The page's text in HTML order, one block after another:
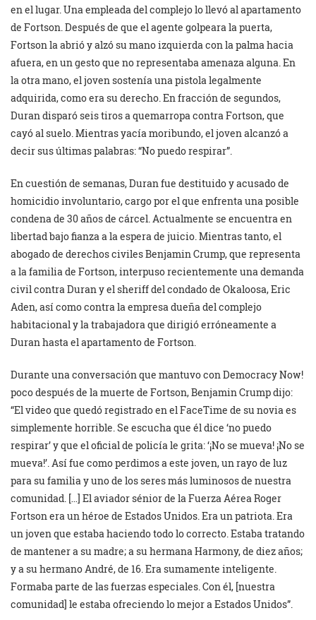
en el lugar. Una empleada del complejo lo llevó al apartamento
de Fortson. Después de que el agente golpeara la puerta,
Fortson la abrió y alzó su mano izquierda con la palma hacia
afuera, en un gesto que no representaba amenaza alguna. En
la otra mano, el joven sostenía una pistola legalmente
adquirida, como era su derecho. En fracción de segundos,
Duran disparó seis tiros a quemarropa contra Fortson, que
cayó al suelo. Mientras yacía moribundo, el joven alcanzó a
decir sus últimas palabras: “No puedo respirar”.
En cuestión de semanas, Duran fue destituido y acusado de
homicidio involuntario, cargo por el que enfrenta una posible
condena de 30 años de cárcel. Actualmente se encuentra en
libertad bajo fianza a la espera de juicio. Mientras tanto, el
abogado de derechos civiles Benjamin Crump, que representa
a la familia de Fortson, interpuso recientemente una demanda
civil contra Duran y el sheriff del condado de Okaloosa, Eric
Aden, así como contra la empresa dueña del complejo
habitacional y la trabajadora que dirigió erróneamente a
Duran hasta el apartamento de Fortson.
Durante una conversación que mantuvo con Democracy Now!
poco después de la muerte de Fortson, Benjamin Crump dijo:
“El video que quedó registrado en el FaceTime de su novia es
simplemente horrible. Se escucha que él dice ‘no puedo
respirar’ y que el oficial de policía le grita: ‘¡No se mueva! ¡No se
mueva!’. Así fue como perdimos a este joven, un rayo de luz
para su familia y uno de los seres más luminosos de nuestra
comunidad. […] El aviador sénior de la Fuerza Aérea Roger
Fortson era un héroe de Estados Unidos. Era un patriota. Era
un joven que estaba haciendo todo lo correcto. Estaba tratando
de mantener a su madre; a su hermana Harmony, de diez años;
y a su hermano André, de 16. Era sumamente inteligente.
Formaba parte de las fuerzas especiales. Con él, [nuestra
comunidad] le estaba ofreciendo lo mejor a Estados Unidos”.